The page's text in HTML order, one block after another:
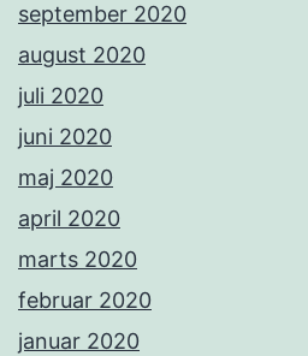
september 2020
august 2020
juli 2020
juni 2020
maj 2020
april 2020
marts 2020
februar 2020
januar 2020